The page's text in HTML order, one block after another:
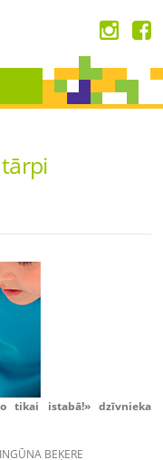
tikai istabā!» dzīvnieka
BEĶERE